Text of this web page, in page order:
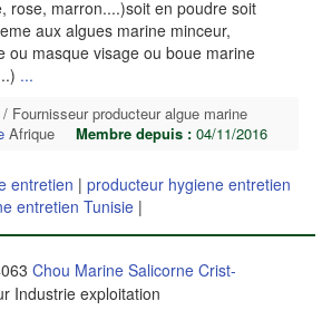
rose, marron....)soit en poudre soit
aux algues marine minceur,
ou masque visage ou boue marine
...
Fournisseur producteur algue marine
Afrique Membre depuis : 04/11/2016
entretien | producteur hygiene entretien
entretien Tunisie |
Chou Marine Salicorne Crist-
Industrie exploitation